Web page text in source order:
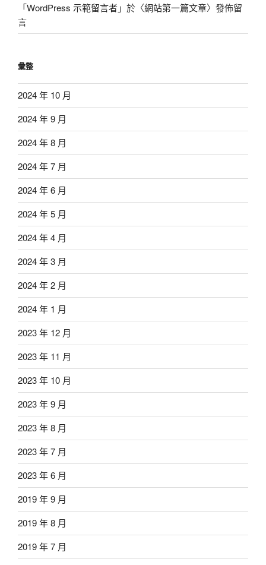
「WordPress 示範留言者」於〈網站第一篇文章〉發佈留
言
彙整
2024 年 10 月
2024 年 9 月
2024 年 8 月
2024 年 7 月
2024 年 6 月
2024 年 5 月
2024 年 4 月
2024 年 3 月
2024 年 2 月
2024 年 1 月
2023 年 12 月
2023 年 11 月
2023 年 10 月
2023 年 9 月
2023 年 8 月
2023 年 7 月
2023 年 6 月
2019 年 9 月
2019 年 8 月
2019 年 7 月